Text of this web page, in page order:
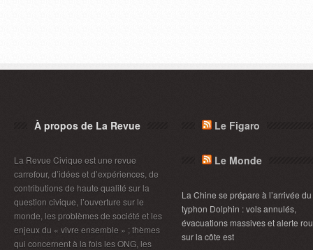
À propos de La Revue
La Revue Civique est une revue
carrefour, d’idées et d’expériences, de
contributions de haute qualité sur la
question civique, l’ouverture sur le
monde, les problèmes de société et les
enjeux du « vivre ensemble » ; thèmes
qui concernent à la fois les ONG, les
Le Figaro
Le Monde
La Chine se prépare à l’arrivée du
typhon Dolphin : vols annulés,
évacuations massives et alerte
sur la côte est